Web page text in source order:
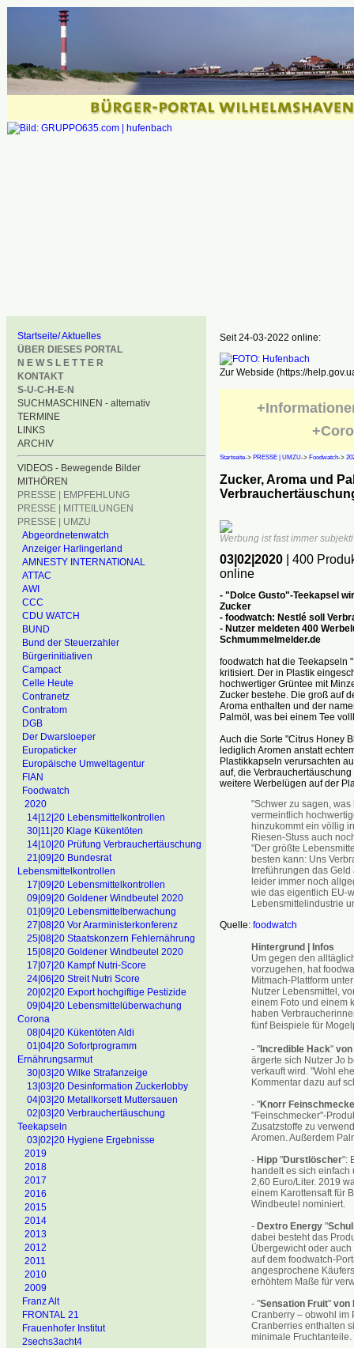
Startseite/ Aktuelles
ÜBER DIESES PORTAL
N E W S L E T T E R
KONTAKT
S-U-C-H-E-N
SUCHMASCHINEN - alternativ
TERMINE
LINKS
ARCHIV
VIDEOS - Bewegende Bilder
MITHÖREN
PRESSE | EMPFEHLUNG
PRESSE | MITTEILUNGEN
PRESSE | UMZU
Abgeordnetenwatch
Anzeiger Harlingerland
AMNESTY INTERNATIONAL
ATTAC
AWI
CCC
CDU WATCH
BUND
Bund der Steuerzahler
Bürgerinitiativen
Campact
Celle Heute
Contranetz
Contratom
DGB
Der Dwarsloeper
Europaticker
Europäische Umweltagentur
FIAN
Foodwatch
2020
14|12|20 Lebensmittelkontrollen
30|11|20 Klage Kükentöten
14|10|20 Prüfung Verbrauchertäuschung
21|09|20 Bundesrat
Lebensmittelkontrollen
17|09|20 Lebensmittelkontrollen
09|09|20 Goldener Windbeutel 2020
01|09|20 Lebensmittelberwachung
27|08|20 Vor Ararministerkonferenz
25|08|20 Staatskonzern Fehlernährung
15|08|20 Goldener Windbeutel 2020
17|07|20 Kampf Nutri-Score
24|06|20 Streit Nutri Score
20|02|20 Export hochgiftige Pestizide
09|04|20 Lebensmittelüberwachung
Corona
08|04|20 Kükentöten Aldi
01|04|20 Sofortprogramm
Ernährungsarmut
30|03|20 Wilke Strafanzeige
13|03|20 Desinformation Zuckerlobby
04|03|20 Metallkorsett Muttersauen
02|03|20 Verbrauchertäuschung
Teekapseln
03|02|20 Hygiene Ergebnisse
2019
2018
2017
2016
2015
2014
2013
2012
2011
2010
2009
Franz Alt
FRONTAL 21
Frauenhofer Institut
2sechs3acht4
Seit 24-03-2022 online:
Zur Webside (https://
Startseite-> PRESSE | UMZU-> Foodwatch->
Zucker, Aroma und
Werbung ist fast immer
03|02|2020
| 400
online
- "Dolce Gusto"-Teekapsel
Zucker
- foodwatch: Nestlé soll
- Nutzer meldeten 400
Schmummelmelder.de
foodwatch hat die Teekapseln
kritisiert. Der in Plastik
hochwertiger Grüntee mit
Zucker bestehe. Die groß auf
Aroma enthalten und der
Palmöl, was bei einem Tee
Auch die Sorte "Citrus Honey
lediglich Aromen anstatt
Plastikkapseln verursachten
auf, die
weitere Werbelügen auf der
"Schwer zu sagen,
vermeintlich
hinzukommt ein völlig
Riesen-Stuss auch
"Der größte
besten kann: Uns
Irreführungen das
leider immer noch
wie das eigentlich EU-
Lebensmittelindustrie
Quelle: foodwatch
Hintergrund | Infos
Um gegen den
vorzugehen, hat
Mitmach-Plattform
Nutzer Lebensmittel,
einem Foto und einem
haben
fünf Beispiele für
- "Incredible Hack"von
ärgerte sich Nutzer Jo
verkauft wird. "Wohl
Kommentar dazu auf
- "Knorr
"Feinschmecker"-
Zusatzstoffe zu
Aromen. Außerdem
- Hipp "Durstlöscher":
handelt es sich einfach
2,60 Euro/Liter. 2019
einem Karottensaft für
Windbeutel nominiert.
- Dextro Energy "
dabei besteht das
Übergewicht oder
auf dem foodwatch-
angesprochene
erhöhtem Maße für
- "Sensation Fruit"von
Cranberry – obwohl im
Cranberries enthalten
minimale Fruchtanteile.